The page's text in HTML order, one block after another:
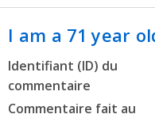
I am a 71 year
Identifiant (ID) du
commentaire
Commentaire fait au